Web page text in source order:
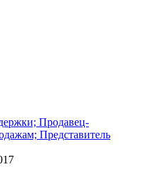
Продавец-
Представитель